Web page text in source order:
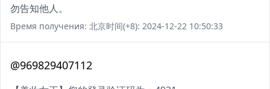
勿告知他人。
Время получения: 北京时间(+8): 2024-12-22 10:50:33
@969829407112